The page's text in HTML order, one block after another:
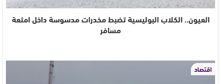
العيون.. الكلاب البوليسية تضبط مخدرات مدسوسة داخل امتعة
مسافر
اقتصاد